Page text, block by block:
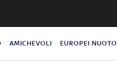
AMICHEVOLI EUROPEI NUOTO